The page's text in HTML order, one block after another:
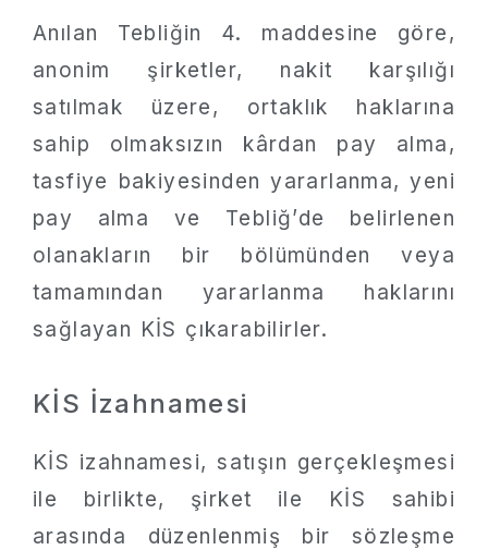
Anılan Tebliğin 4. maddesine göre,
anonim şirketler, nakit karşılığı
satılmak üzere, ortaklık haklarına
sahip olmaksızın kârdan pay alma,
tasfiye bakiyesinden yararlanma, yeni
pay alma ve Tebliğ’de belirlenen
olanakların bir bölümünden veya
tamamından yararlanma haklarını
sağlayan KİS çıkarabilirler.
KİS İzahnamesi
KİS izahnamesi, satışın gerçekleşmesi
ile birlikte, şirket ile KİS sahibi
arasında düzenlenmiş bir sözleşme